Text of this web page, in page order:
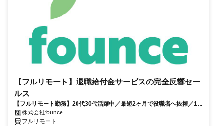
【フルリモート】退職給付金サービスの完全反響セー
ルス
【フルリモート勤務】20代30代活躍中／最短2ヶ月で役職者へ抜擢／1年
目の最高月収100万円／営業経験1年あればOK／月100h以上の稼働
株式会社founce
フルリモート